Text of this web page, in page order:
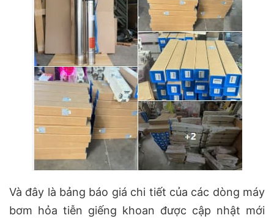
Và đây là bảng báo giá chi tiết của các dòng máy
bơm hỏa tiễn giếng khoan được cập nhật mới